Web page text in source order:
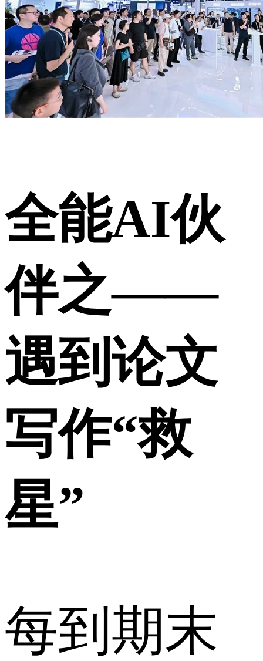
全能AI伙
伴之——
遇到论文
写作“救
星”
每到期末